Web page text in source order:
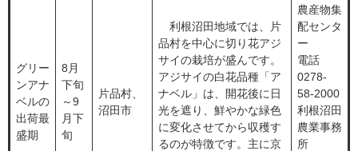
グリー
ンアナ
ベルの
出荷最
盛期
8月
下旬
～9
月下
旬
片品村、
沼田市
利根沼田地域では、片
品村を中心に切り花アジ
サイの栽培が盛んです。
アジサイの白花品種「ア
ナベル」は、開花後に日
光を遮り、鮮やかな緑色
に変化させてから収穫す
るのが特徴です。主に京
農産物集
配センタ
ー
電話
0278-
58-2000
利根沼田
農業事務
所